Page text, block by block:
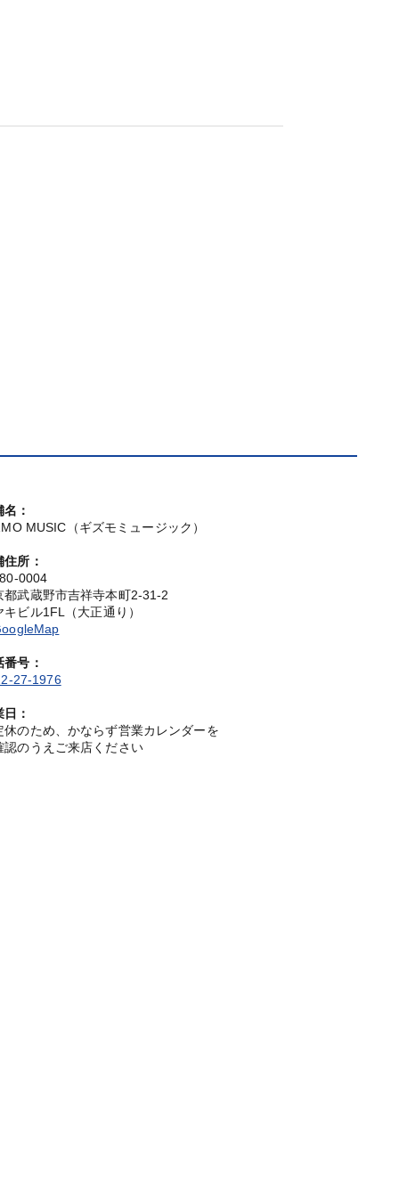
：
MUSIC（ギズモミュージック）
住所：
0004
都武蔵野市吉祥寺本町2-31-2
キビル1FL（大正通り）
番号：
27-1976
：
休のため、かならず営業カレンダーを
認のうえご来店ください